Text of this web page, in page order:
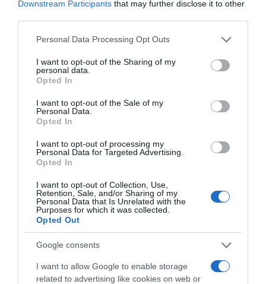
Downstream Participants that may further disclose it to other
Please note that this website/app uses one or more Google
not limited to your visit or usage behaviour. You may click to
grant or deny consent to Google and its third-party tags to
use your data for below specified purposes in below Google
consent section.
Personal Data Processing Opt Outs
I want to opt-out of the Sharing of my
personal data.
Opted In
I want to opt-out of the Sale of my
Personal Data.
Opted In
I want to opt-out of processing my
Personal Data for Targeted Advertising.
Opted In
I want to opt-out of Collection, Use,
Retention, Sale, and/or Sharing of my
Personal Data that Is Unrelated with the
Purposes for which it was collected.
Opted Out
Google consents
I want to allow Google to enable storage
related to advertising like cookies on web or
keresett, illetve foglalt. Ő egyébként ebben is nagyon jó,
első éjszaka szálltunk meg, nem nyerte el a tetszésünket,
de ez nem az ő hibája. Kissé át lettünk verve…” – árulta el
mint aminek van saját medencéje és közvetlen
tengerpartja.
társszállodájukban van fent, a hegyen, és hogy a strand
négyszáz méter sétára van. Ezeken máskor nem
szempontjából fontosak lettek volna, pláne, hogy egy
kisebb vagyont fizettünk egy éjszakáért is – mondta
Kovács Dániel Richárd.
– Szerencsére a következő szállások telitalálatok voltak,
és ötödannyiba kerültek...
– tette hozzá Evelin.